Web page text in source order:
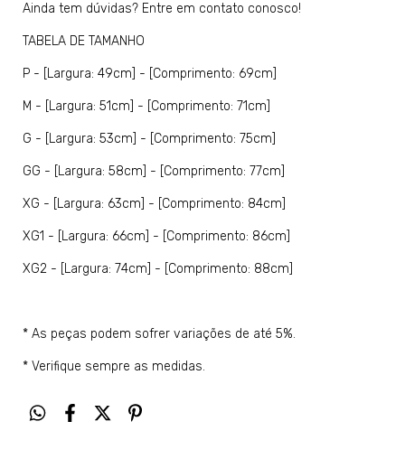
Ainda tem dúvidas? Entre em contato conosco!
TABELA DE TAMANHO
P - [Largura: 49cm] - [Comprimento: 69cm]
M - [Largura: 51cm] - [Comprimento: 71cm]
G - [Largura: 53cm] - [Comprimento: 75cm]
GG - [Largura: 58cm] - [Comprimento: 77cm]
XG - [Largura: 63cm] - [Comprimento: 84cm]
XG1 - [Largura: 66cm] - [Comprimento: 86cm]
XG2 - [Largura: 74cm] - [Comprimento: 88cm]
* As peças podem sofrer variações de até 5%.
* Verifique sempre as medidas.